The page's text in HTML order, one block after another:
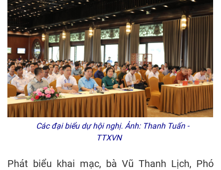
Các đại biểu dự hội nghị. Ảnh: Thanh Tuấn -
TTXVN
Phát biểu khai mạc, bà Vũ Thanh Lịch, Phó